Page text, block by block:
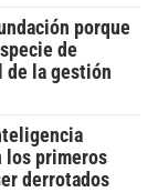
porque
de
de la gestión
los primeros
derrotados